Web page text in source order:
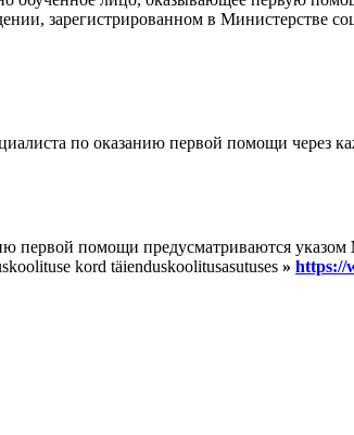
зарегистрированном в Министерстве
по оказанию первой помощи через
первой помощи предусматриваются указом
kord täienduskoolitusasutuses » https://